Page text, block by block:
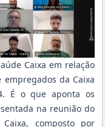
Caixa em relação
da Caixa
É o que aponta os
na reunião do
composto por